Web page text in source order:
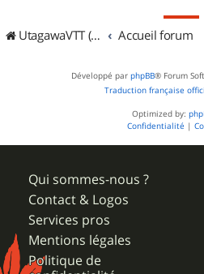
UtagawaVTT (Randos VTT et VTTAE avec traces GPS) Accueil forum
Développé par phpBB® Forum
Traduction française
Optimized by:
Confidentialité |
Qui sommes-nous ?
Contact & Logos
Services pros
Mentions légales
Politique de